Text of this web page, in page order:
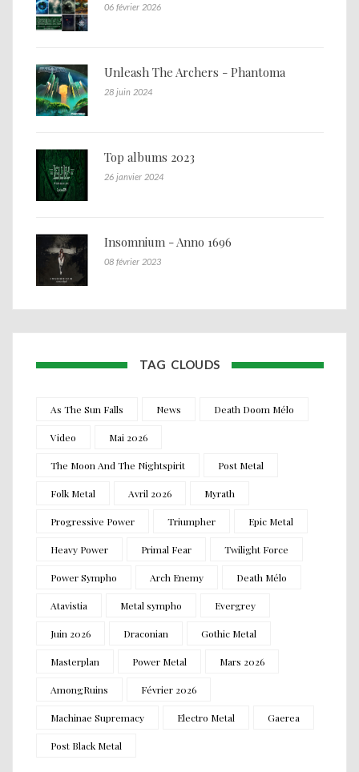
06 février 2026
Unleash The Archers - Phantoma
28 juin 2024
Top albums 2023
26 janvier 2024
Insomnium - Anno 1696
08 février 2023
TAG CLOUDS
As The Sun Falls News Death Doom Mélo
Video Mai 2026
The Moon And The Nightspirit Post Metal
Folk Metal Avril 2026 Myrath
Progressive Power Triumpher Epic Metal
Heavy Power Primal Fear Twilight Force
Power Sympho Arch Enemy Death Mélo
Atavistia Metal sympho Evergrey
Juin 2026 Draconian Gothic Metal
Masterplan Power Metal Mars 2026
AmongRuins Février 2026
Machinae Supremacy Electro Metal Gaerea
Post Black Metal